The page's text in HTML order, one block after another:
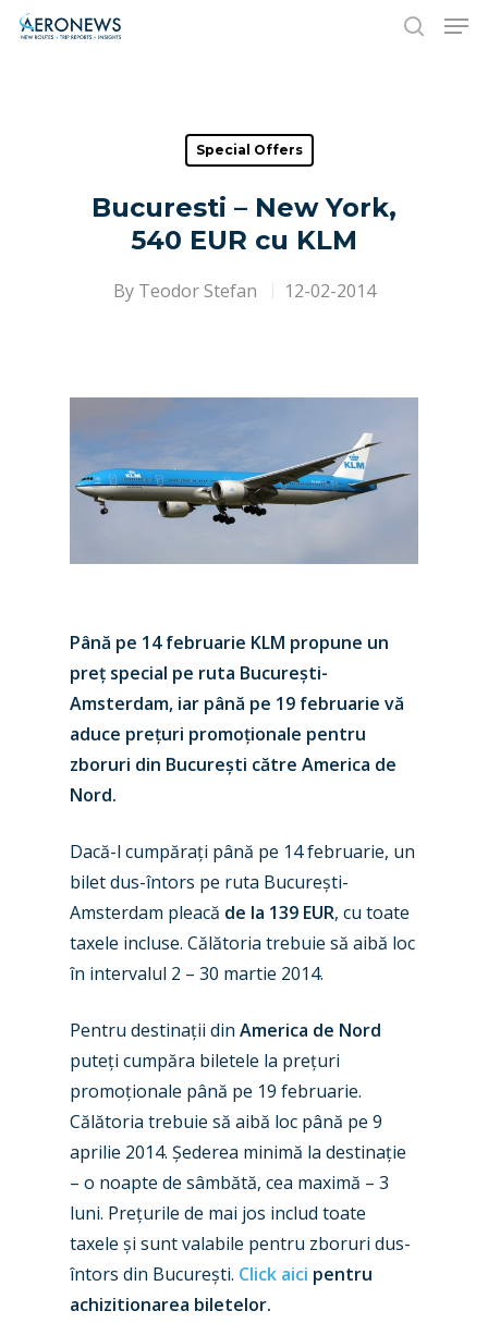
Hit enter to search or ESC to close
Special Offers
Bucuresti – New York,
540 EUR cu KLM
By Teodor Stefan 12-02-2014
Până pe 14 februarie KLM propune un
preț special pe ruta București-
Amsterdam, iar până pe 19 februarie vă
aduce prețuri promoționale pentru
zboruri din București către America de
Nord.
Dacă-l cumpărați până pe 14 februarie, un
bilet dus-întors pe ruta București-
Amsterdam pleacă de la 139 EUR, cu toate
taxele incluse. Călătoria trebuie să aibă loc
în intervalul 2 – 30 martie 2014.
Pentru destinații din America de Nord
puteți cumpăra biletele la prețuri
promoționale până pe 19 februarie.
Călătoria trebuie să aibă loc până pe 9
aprilie 2014. Șederea minimă la destinație
– o noapte de sâmbătă, cea maximă – 3
luni. Prețurile de mai jos includ toate
taxele și sunt valabile pentru zboruri dus-
întors din București. Click aici pentru
achizitionarea biletelor.
New Routes
Industry
Accidents / Incidents
Airshows
Dubai 2025
Paris 2025
Farnborough 2024
Business Jets
Military
Trip Reports